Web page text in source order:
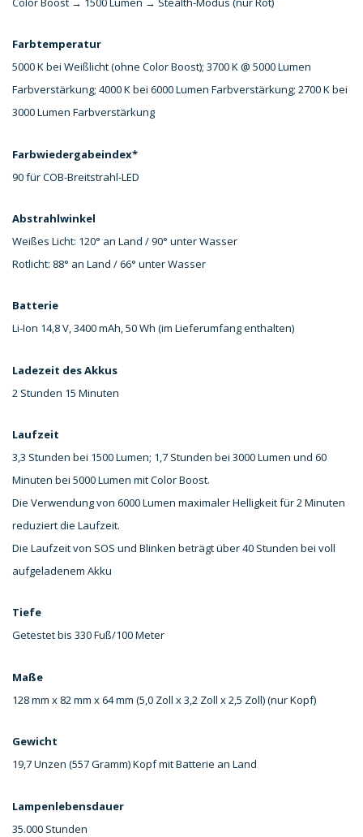
Farbtemperatur
5000 K bei Weißlicht (ohne Color Boost); 3700 K @ 5000 Lumen
Farbverstärkung; 4000 K bei 6000 Lumen Farbverstärkung; 2700 K bei
3000 Lumen Farbverstärkung
Farbwiedergabeindex*
90 für COB-Breitstrahl-LED
Abstrahlwinkel
Weißes Licht: 120° an Land / 90° unter Wasser
Rotlicht: 88° an Land / 66° unter Wasser
Batterie
Li-Ion 14,8 V, 3400 mAh, 50 Wh (im Lieferumfang enthalten)
Ladezeit des Akkus
2 Stunden 15 Minuten
Laufzeit
3,3 Stunden bei 1500 Lumen; 1,7 Stunden bei 3000 Lumen und 60
Minuten bei 5000 Lumen mit Color Boost.
Die Verwendung von 6000 Lumen maximaler Helligkeit für 2 Minuten
reduziert die Laufzeit.
Die Laufzeit von SOS und Blinken beträgt über 40 Stunden bei voll
aufgeladenem Akku
Tiefe
Getestet bis 330 Fuß/100 Meter
Maße
128 mm x 82 mm x 64 mm (5,0 Zoll x 3,2 Zoll x 2,5 Zoll) (nur Kopf)
Gewicht
19,7 Unzen (557 Gramm) Kopf mit Batterie an Land
Lampenlebensdauer
35.000 Stunden